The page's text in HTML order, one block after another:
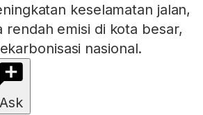
keselamatan jalan,
rendah emisi di kota besar,
nasional.
Ask